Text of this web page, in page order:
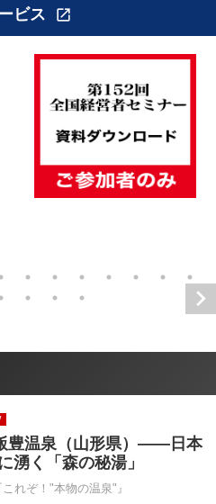
ビス open_in_new
温泉（山形県）――日本
湧く「森の秘湯」
れぞ！"本物の温泉"』